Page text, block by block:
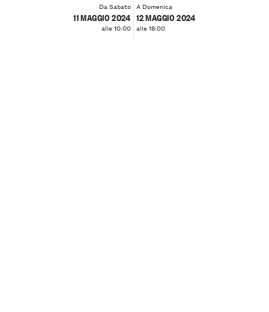
Da Sabato
11 MAGGIO 2024
alle 10:00
A Domenica
12 MAGGIO 2024
alle 18:00